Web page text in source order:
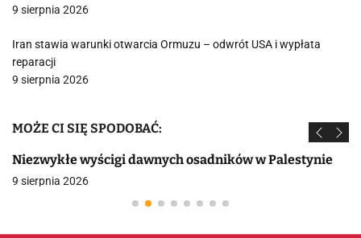
9 sierpnia 2026
Iran stawia warunki otwarcia Ormuzu – odwrót USA i wypłata
reparacji
9 sierpnia 2026
MOŻE CI SIĘ SPODOBAĆ:
Niezwykłe wyścigi dawnych osadników w Palestynie
9 sierpnia 2026